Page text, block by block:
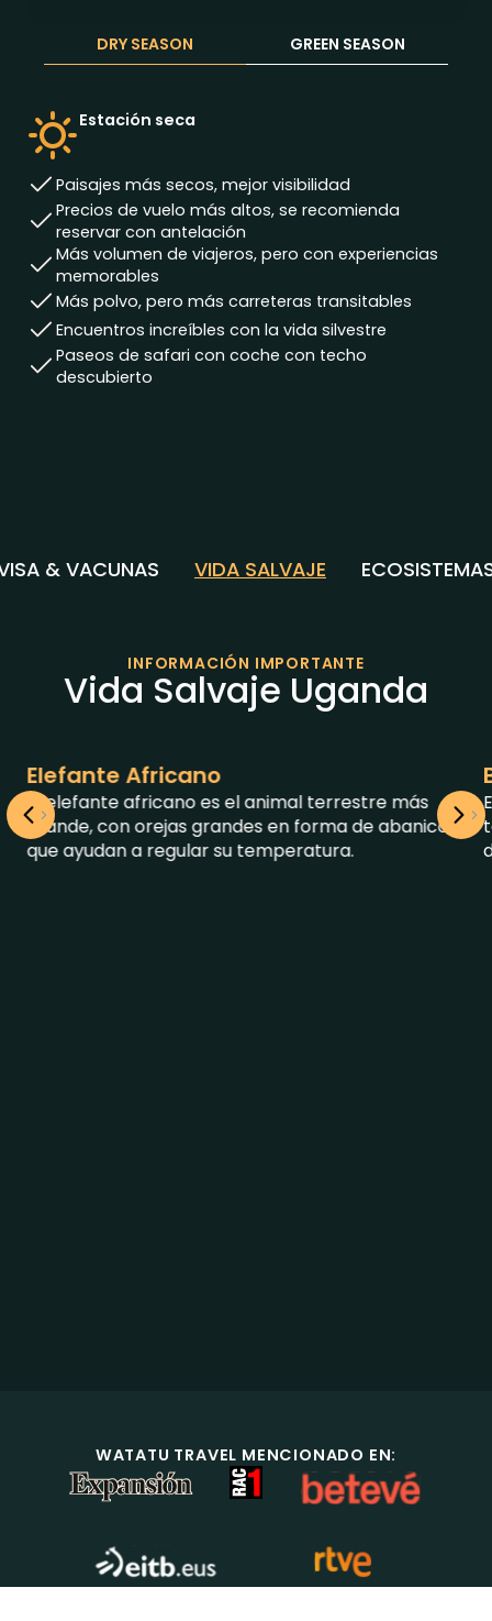
lugares, sin importar cuándo elijas ir,
garantizando que tendrás la mejor aventura
DRY SEASON
Estación seca
Paisajes más secos, mejor visibilidad
Precios de vuelo más altos, se recomienda
reservar con antelación
Más volumen de viajeros, pero con experiencias
memorables
Más polvo, pero más carreteras transitables
Vida Salvaje Uganda
Elefante Africano